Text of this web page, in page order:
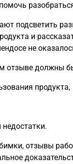
подсветить
и
не
отзыве должны
продукта,
отзывы